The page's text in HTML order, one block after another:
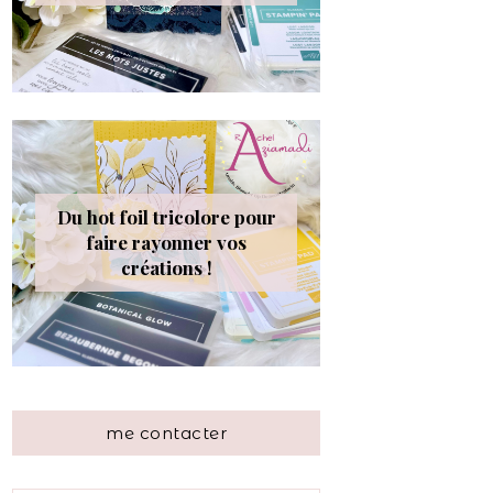
Du hot foil tricolore pour
faire rayonner vos
créations !
me contacter